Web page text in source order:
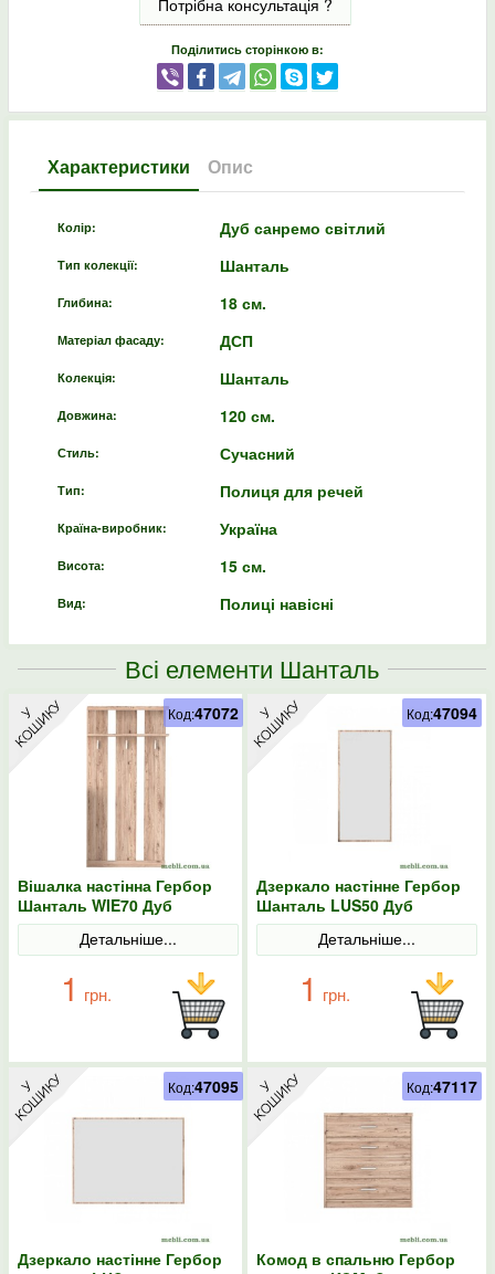
Поділитись сторінкою в:
Характеристики Опис
Колір: Дуб санремо світлий
Тип колекції: Шанталь
Глибина: 18 см.
Матеріал фасаду: ДСП
Колекція: Шанталь
Довжина: 120 см.
Стиль: Сучасний
Тип: Полиця для речей
Країна-виробник: Україна
Висота: 15 см.
Вид: Полиці навісні
Всі елементи Шанталь
Вішалка настінна Гербор
Шанталь WIE70 Дуб
санремо світлий
Детальніше...
1 грн.
Код:47072
Дзеркало настінне Гербор
Шанталь LUS50 Дуб
санремо світлий
Детальніше...
1 грн.
Код:47094
Дзеркало настінне Гербор
Код:47095
Комод в спальню Гербор
Код:47117